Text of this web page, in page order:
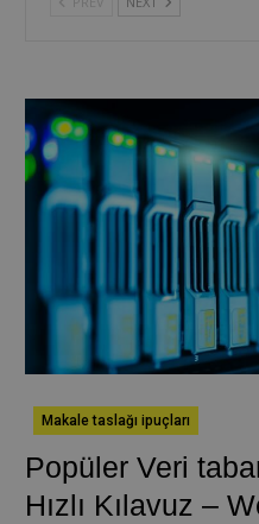
Makale taslağı ipuçları
Popüler Veri
Hızlı Kılavuz –